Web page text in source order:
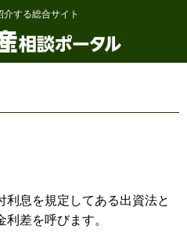
する総合サイト
利息を規定してある出資法と
差を呼びます。